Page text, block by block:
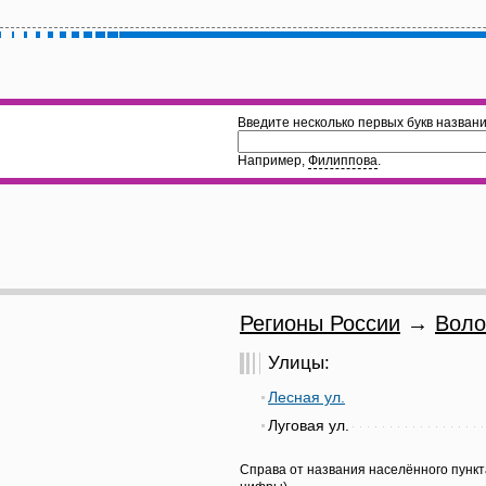
Введите несколько первых букв
Например, Филиппова.
Регионы России →
Улицы:
Лесная ул.
Луговая ул.
Справа от названия населённого